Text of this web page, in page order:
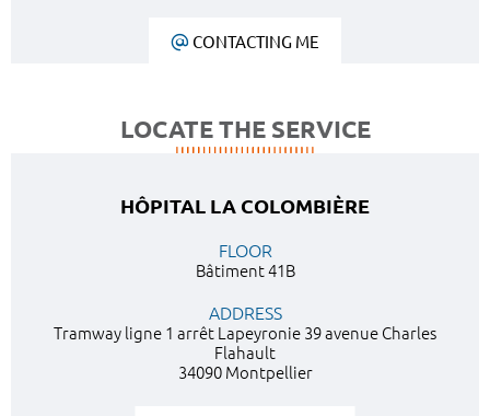
CONTACTING ME
LOCATE THE SERVICE
HÔPITAL LA COLOMBIÈRE
FLOOR
Bâtiment 41B
ADDRESS
Tramway ligne 1 arrêt Lapeyronie 39 avenue Charles
Flahault
34090 Montpellier